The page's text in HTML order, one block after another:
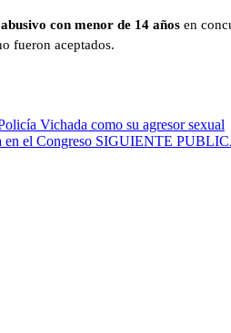
con menor de 14 años en
fueron aceptados.
Vichada como su agresor sexual
SIGUIENTE